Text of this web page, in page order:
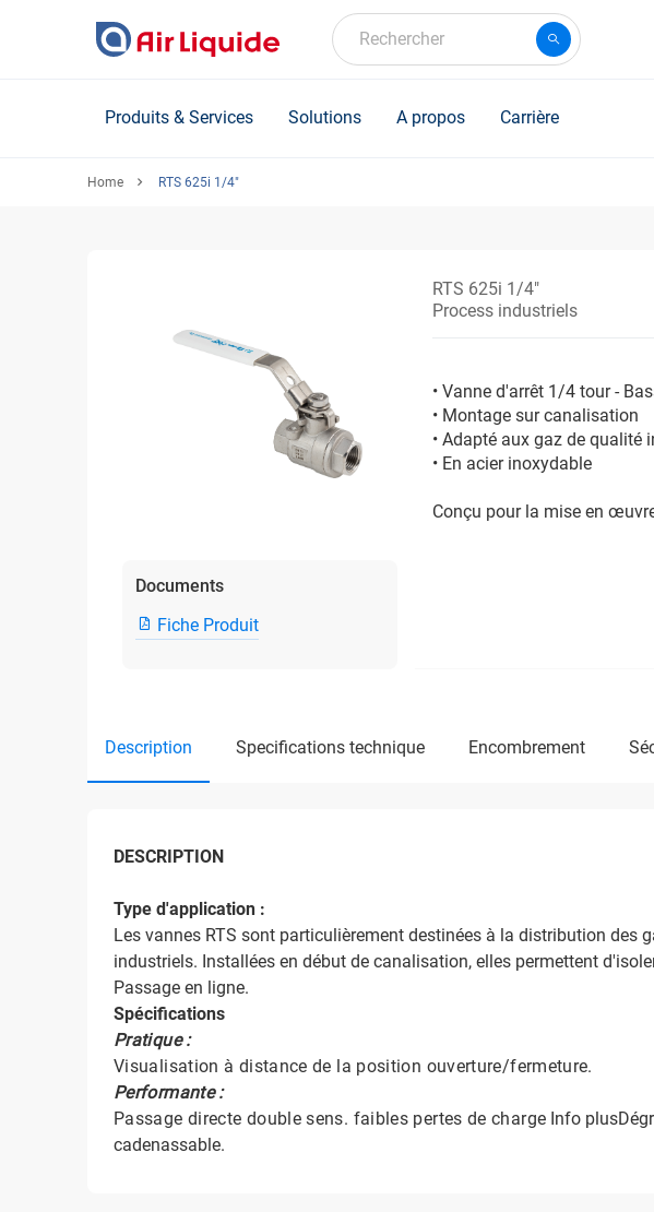
Rechercher
Produits & Services Solutions A propos Carrière
Home RTS 625i 1/4"
Documents
Fiche Produit
RTS 625i 1/4"
Process industriels
• Vanne d'arrêt 1/4 tour -
• Montage sur canalisation
• Adapté aux gaz de qualité
• En acier inoxydable
Conçu pour la mise en
description specifications technique encombrement
DESCRIPTION
Type d'application :
Les vannes RTS sont particulièrement destinées à la distribution des
industriels. Installées en début de canalisation, elles permettent
Passage en ligne.
Spécifications
Pratique :
Visualisation à distance de la position ouverture/fermeture.
Performante :
Passage directe double sens. faibles pertes de charge Info
cadenassable.